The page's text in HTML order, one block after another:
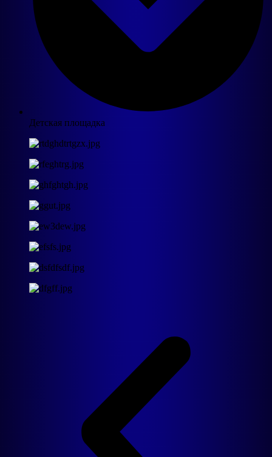
Детская площадка